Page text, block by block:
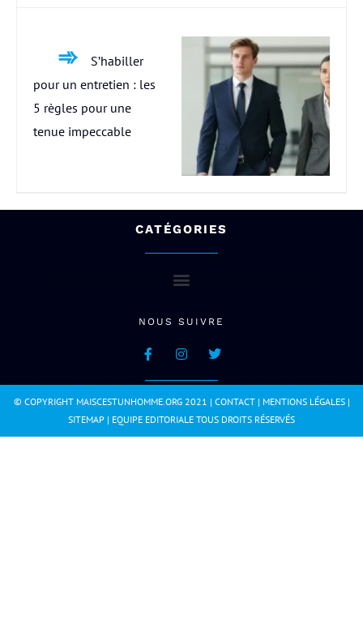
S’habiller
pour un entretien : les
5 règles pour une
tenue impeccable
CATÉGORIES
NOUS SUIVRE
© COPYRIGHT MAISCESTUNHOMME.ORG 2021 | CONTACT| MENTIONS LÉGALES|
SITEMAP | EQUIPE EDITORIALE TOUS DROITS RÉSERVÉS